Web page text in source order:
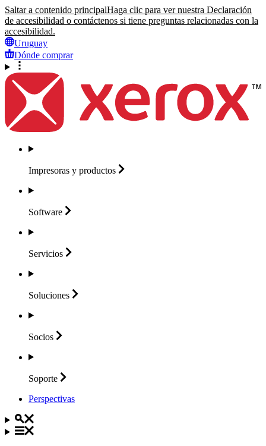
Saltar a contenido principalHaga clic para ver nuestra Declaración
de accesibilidad o contáctenos si tiene preguntas relacionadas con la
accesibilidad.
Uruguay
Dónde comprar
Impresoras y productos
Software
Servicios
Soluciones
Socios
Soporte
Perspectivas